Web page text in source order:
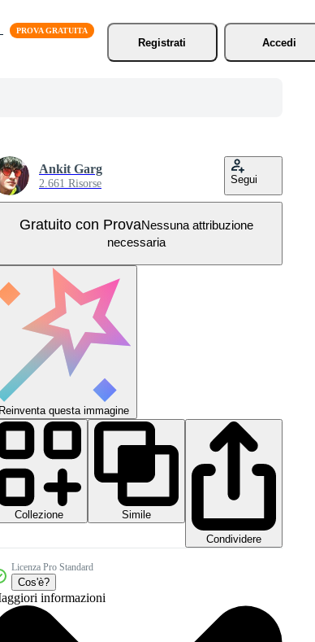
Registrati
Accedi
Ankit Garg
2.661 Risorse Segui
Gratuito con ProvaNessuna attribuzione
necessaria
Reinventa questa immagine
Collezione
Simile
Condividere
Licenza Pro Standard
Cos'è?
informazioni